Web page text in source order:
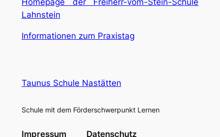
Homepage der Freiherr-vom-Stein-Schule
Lahnstein
Informationen zum Praxistag
Taunus Schule Nastätten
Schule mit dem Förderschwerpunkt Lernen
Impressum Datenschutz